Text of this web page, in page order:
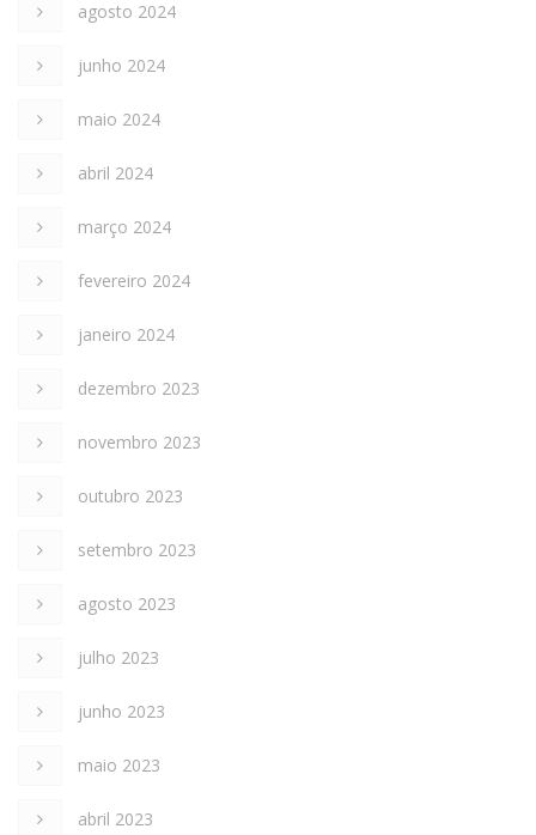
agosto 2024
junho 2024
maio 2024
abril 2024
março 2024
fevereiro 2024
janeiro 2024
dezembro 2023
novembro 2023
outubro 2023
setembro 2023
agosto 2023
julho 2023
junho 2023
maio 2023
abril 2023